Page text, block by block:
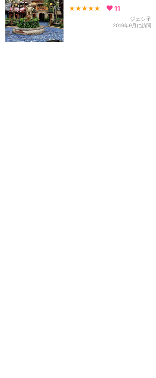
★★★★★ 11
ジェシ子
2019年9月に訪問